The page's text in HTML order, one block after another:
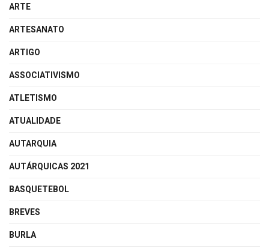
ARTE
ARTESANATO
ARTIGO
ASSOCIATIVISMO
ATLETISMO
ATUALIDADE
AUTARQUIA
AUTÁRQUICAS 2021
BASQUETEBOL
BREVES
BURLA